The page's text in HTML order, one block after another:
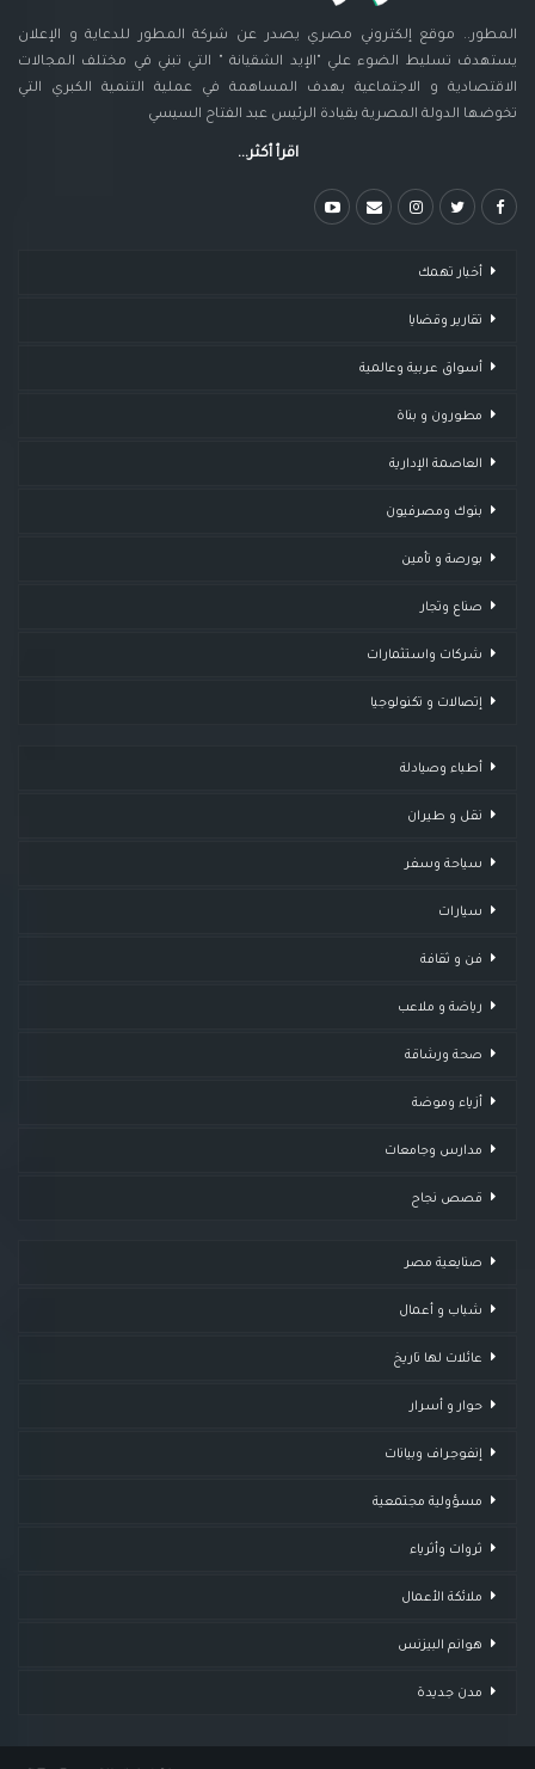
المطور.. موقع إلكتروني مصري يصدر عن شركة المطور للدعاية و الإعلان
يستهدف تسليط الضوء علي "الإيد الشقيانة " التي تبني في مختلف المجالات
الاقتصادية و الاجتماعية بهدف المساهمة في عملية التنمية الكبري التي
تخوضها الدولة المصرية بقيادة الرئيس عبد الفتاح السيسي
اقرأ أكثر...
أخبار تهمك
تقارير وقضايا ​
أسواق عربية وعالمية
مطورون و بناة
العاصمة الإدارية
بنوك ومصرفيون
بورصة و تأمين
صناع وتجار
شركات واستثمارات
إتصالات و تكنولوجيا
أطباء وصيادلة
نقل و طيران
سياحة وسفر
سيارات
فن و ثقافة
رياضة و ملاعب
صحة ورشاقة
أزياء وموضة
مدارس وجامعات
قصص نجاح
صنايعية مصر
شباب و أعمال
عائلات لها تاريخ
حوار و أسرار
إنفوجراف وبيانات
مسؤولية مجتمعية
ثروات وأثرياء
ملائكة الأعمال
هوانم البيزنس
مدن جديدة